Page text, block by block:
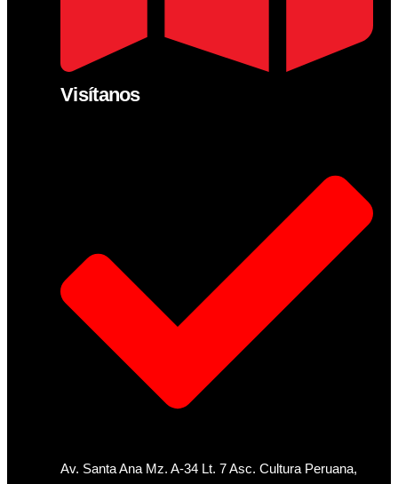
Visítanos
Av. Santa Ana Mz. A-34 Lt. 7 Asc. Cultura Peruana,